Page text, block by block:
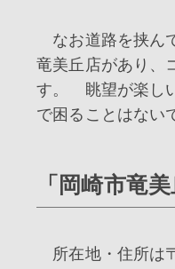
なお道路を挟ん
竜美丘店があり、
す。 眺望が楽し
で困ることはない
「岡崎市竜
所在地・住所は